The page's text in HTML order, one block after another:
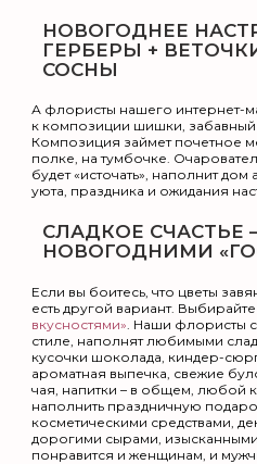
НОВОГОДНЕЕ
ГЕРБЕРЫ +
СОСНЫ
А флористы нашего интернет-
к композиции шишки,
Композиция займет почетное
полке, на тумбочке.
будет «источать», наполнит
уюта, праздника и ожидания
СЛАДКОЕ СЧАСТЬЕ
НОВОГОДНИМИ
Если вы боитесь, что цветы
есть другой вариант. Выбирайте
вкусностями» . Наши флористы
стиле, наполнят любимыми
кусочки шоколада, киндер-
ароматная выпечка, свежие
чая, напитки – в общем, любой
наполнить праздничную
косметическими средствами,
дорогими сырами,
понравится и женщинам, и